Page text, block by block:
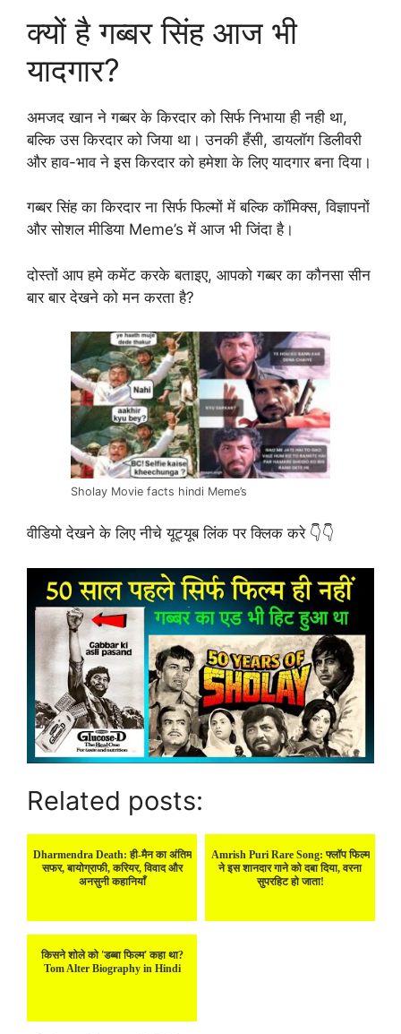
क्यों है गब्बर सिंह आज भी
यादगार?
अमजद खान ने गब्बर के किरदार को सिर्फ निभाया ही नही था,
बल्कि उस किरदार को जिया था। उनकी हँसी, डायलॉग डिलीवरी
और हाव-भाव ने इस किरदार को हमेशा के लिए यादगार बना दिया।
गब्बर सिंह का किरदार ना सिर्फ फिल्मों में बल्कि कॉमिक्स, विज्ञापनों
और सोशल मीडिया Meme’s में आज भी जिंदा है।
दोस्तों आप हमे कमेंट करके बताइए, आपको गब्बर का कौनसा सीन
बार बार देखने को मन करता है?
Sholay Movie facts hindi Meme’s
वीडियो देखने के लिए नीचे यूट्यूब लिंक पर क्लिक करे 👇👇
Related posts:
Dharmendra Death: ही-मैन का अंतिम
सफर, बायोग्राफी, करियर, विवाद और
अनसुनी कहानियाँ
Amrish Puri Rare Song: फ्लॉप फिल्म
ने इस शानदार गाने को दबा दिया, वरना
सुपरहिट हो जाता!
किसने शोले को 'डब्बा फिल्म' कहा था?
Tom Alter Biography in Hindi